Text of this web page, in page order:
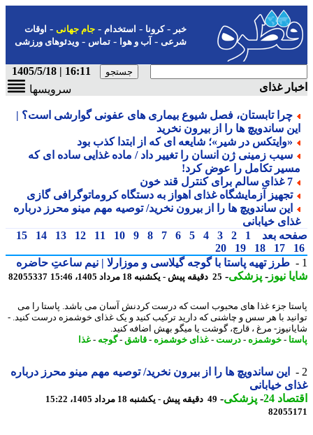
-کرونا-استخدام- جام جهانی-اوقات
شرعی-آب و هوا-تماس-ویدئوهای ورزشی
16:11 | 1405/5/18
غذای
سرویسها
چرا تابستان، فصل شیوع بیماری های عفونی گوارشی است؟ |
ساندویچ ها را از بیرون نخرید
«وایتکس در شیر»؛ شایعه ای که از ابتدا کذب بود
سیب زمینی ژن انسان را تغییر داد / ماده غذایی ساده ای که
تکامل را عوض کرد!
تجهیز آزمایشگاه غذای اهواز به دستگاه کروماتوگرافی گازی
این ساندویچ ها را از بیرون نخرید/ توصیه مهم مینو محرز درباره
خیابانی
بعد
1
2
3
4
5
6
7
8
9
10
11
12
13
14
15
17
18
19
20
طرز تهیه پاستا با گوجه گیلاسی و موزارلا | نیم ساعتِ حاضره
نیوز-پزشکی-25 دقیقه پیش - یکشنبه 18 مرداد 1405، 15:46 82055337
جزء غذا های محبوب است که درست کردنش آسان می باشد. پاستا را می
با هر سس و چاشنی که دارید ترکیب کنید و یک غذای خوشمزه درست کنید. -
مرغ ، قارچ، گوشت یا میگو بهش اضافه کنید.
-خوشمزه-درست -غذای خوشمزه-قاشق-گوجه-غذا
این ساندویچ ها را از بیرون نخرید/ توصیه مهم مینو محرز درباره
خیابانی
24
-پزشکی-49 دقیقه پیش - یکشنبه 18 مرداد 1405، 15:22